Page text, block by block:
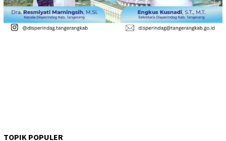
TOPIK POPULER